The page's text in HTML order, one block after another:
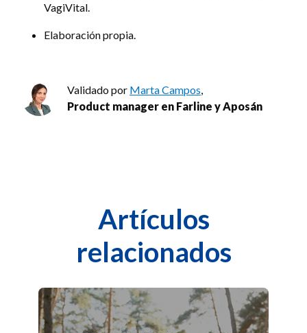
VagiVital.
Elaboración propia.
Validado por Marta Campos,
Product manager en Farline y Aposán
Artículos
relacionados